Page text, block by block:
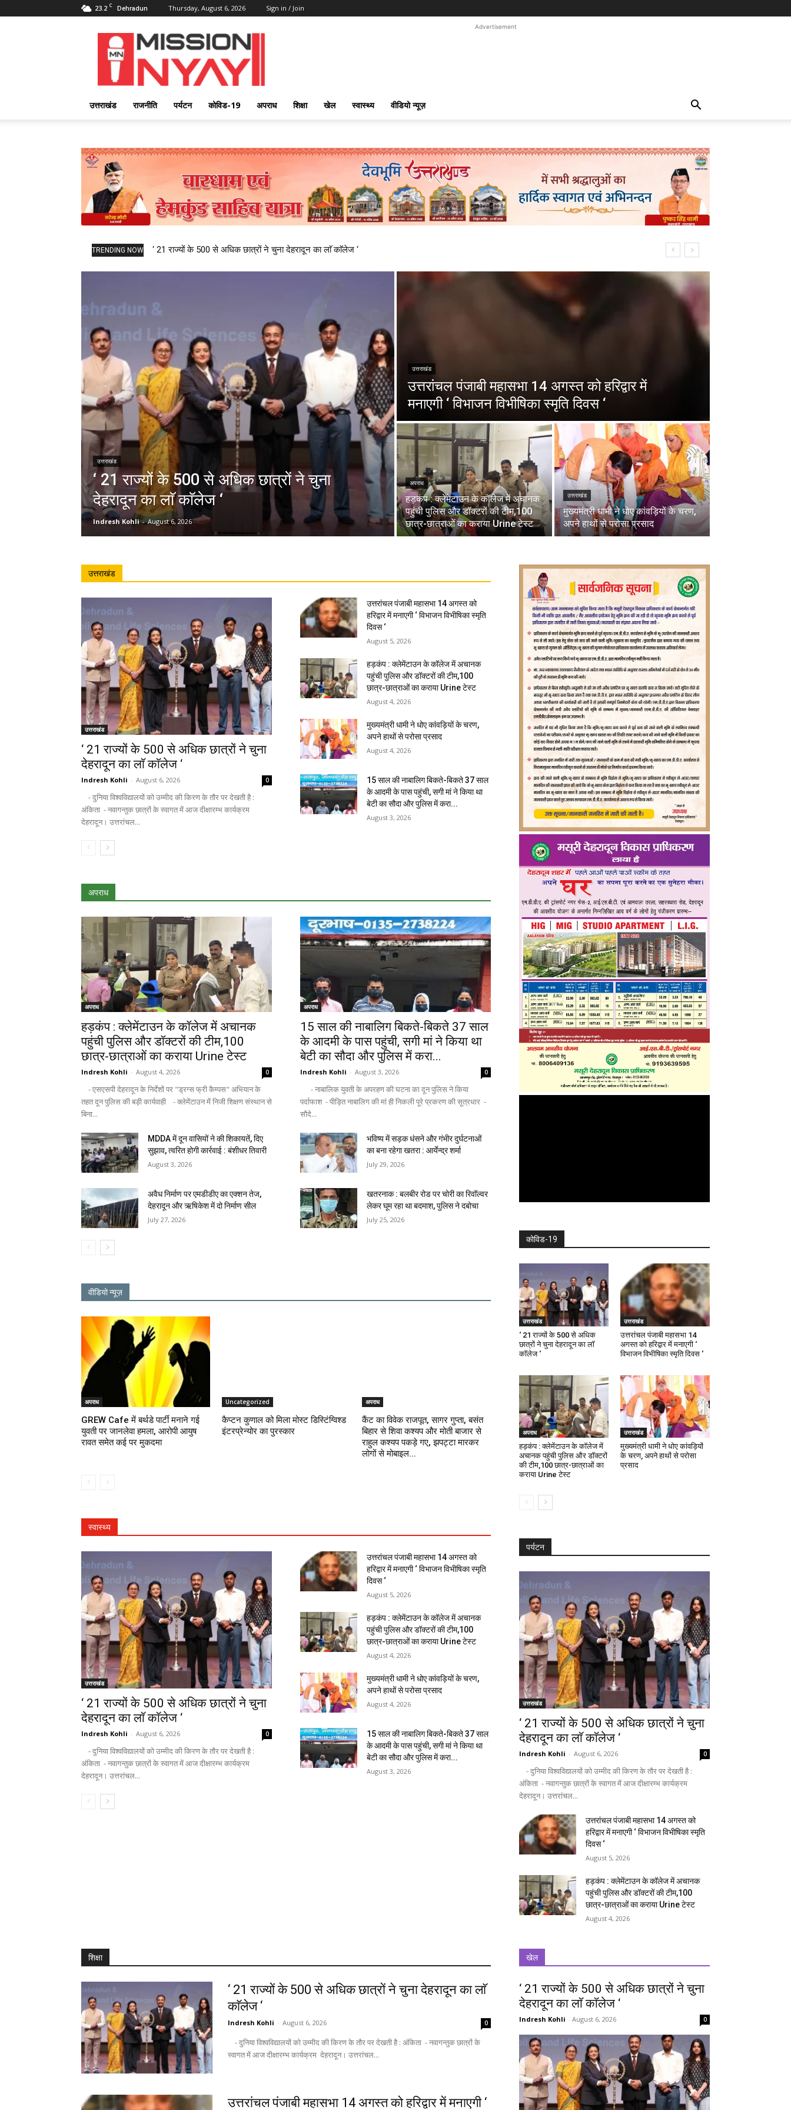
23.2 C Dehradun Thursday, August 6, 2026 Sign in / Join
Mission
Nyay
Advertisement
उत्तराखंड राजनीति पर्यटन कोविड-19 अपराध शिक्षा खेल स्वास्थ्य वीडियो न्यूज़
TRENDING NOW ‘ 21 राज्यों के 500 से अधिक छात्रों ने चुना देहरादून का लाॅ काॅलेज ‘
उत्तराखंड
‘ 21 राज्यों के 500 से अधिक छात्रों ने चुना
देहरादून का लाॅ काॅलेज ‘
Indresh Kohli - August 6, 2026
उत्तराखंड
उत्तरांचल पंजाबी महासभा 14 अगस्त को हरिद्वार में
मनाएगी ‘ विभाजन विभीषिका स्मृति दिवस ‘
अपराध
हड़कंप : क्लेमेंटाउन के कॉलेज में अचानक
पहुंची पुलिस और डॉक्टरों की टीम,100
छात्र-छात्राओं का कराया Urine टेस्ट
उत्तराखंड
मुख्यमंत्री धामी ने धोए कांवड़ियों के चरण,
अपने हाथों से परोसा प्रसाद
उत्तराखंड
उत्तराखंड
‘ 21 राज्यों के 500 से अधिक छात्रों ने चुना
देहरादून का लाॅ काॅलेज ‘
Indresh Kohli - August 6, 2026 0
- दुनिया विश्वविद्यालयों को उम्मीद की किरण के तौर पर देखती है :
अंकिता - नवागन्तुक छात्रों के स्वागत में आज दीक्षारम्भ कार्यक्रम
देहरादून। उत्तरांचल...
उत्तरांचल पंजाबी महासभा 14 अगस्त को
हरिद्वार में मनाएगी ‘ विभाजन विभीषिका स्मृति
दिवस ‘
August 5, 2026
हड़कंप : क्लेमेंटाउन के कॉलेज में अचानक
पहुंची पुलिस और डॉक्टरों की टीम,100
छात्र-छात्राओं का कराया Urine टेस्ट
August 4, 2026
मुख्यमंत्री धामी ने धोए कांवड़ियों के चरण,
अपने हाथों से परोसा प्रसाद
August 4, 2026
15 साल की नाबालिग बिकते-बिकते 37 साल
के आदमी के पास पहुंची, सगी मां ने किया था
बेटी का सौदा और पुलिस में करा...
August 3, 2026
अपराध
अपराध
हड़कंप : क्लेमेंटाउन के कॉलेज में अचानक
पहुंची पुलिस और डॉक्टरों की टीम,100
छात्र-छात्राओं का कराया Urine टेस्ट
Indresh Kohli - August 4, 2026 0
- एसएसपी देहरादून के निर्देशों पर "ड्रग्स फ्री कैम्पस" अभियान के
तहत दून पुलिस की बड़ी कार्यवाही - क्लेमेंटाउन में निजी शिक्षण संस्थान से
बिना...
अपराध
15 साल की नाबालिग बिकते-बिकते 37 साल
के आदमी के पास पहुंची, सगी मां ने किया था
बेटी का सौदा और पुलिस में करा...
Indresh Kohli - August 3, 2026 0
- नाबालिक युवती के अपरहण की घटना का दून पुलिस ने किया
पर्दाफाश - पीड़ित नाबालिग की मां ही निकली पूरे प्रकरण की सूत्रधार -
सौदे...
MDDA में दून वासियों ने की शिकायतें, दिए
सुझाव, त्वरित होगी कार्रवाई : बंशीधर तिवारी
August 3, 2026
भविष्य में सड़क धंसने और गंभीर दुर्घटनाओं
का बना रहेगा खतरा : आर्येन्द्र शर्मा
July 29, 2026
अवैध निर्माण पर एमडीडीए का एक्शन तेज,
देहरादून और ऋषिकेश में दो निर्माण सील
July 27, 2026
खतरनाक : बलबीर रोड पर चोरी का रिवॉल्वर
लेकर घूम रहा था बदमाश, पुलिस ने दबोचा
July 25, 2026
वीडियो न्यूज़
अपराध
GREW Cafe में बर्थडे पार्टी मनाने गई
युवती पर जानलेवा हमला, आरोपी आयुष
रावत समेत कई पर मुकदमा
Uncategorized
कैप्टन कुणाल को मिला मोस्ट डिस्टिंग्विश्ड
इंटरप्रेन्योर का पुरस्कार
अपराध
कैंट का विवेक राजपूत, सागर गुप्ता, बसंत
बिहार से शिवा कश्यप और मोती बाजार से
राहुल कश्यप पकड़े गए, झपट्टा मारकर
लोगों से मोबाइल...
स्वास्थ्य
उत्तराखंड
‘ 21 राज्यों के 500 से अधिक छात्रों ने चुना
देहरादून का लाॅ काॅलेज ‘
Indresh Kohli - August 6, 2026 0
- दुनिया विश्वविद्यालयों को उम्मीद की किरण के तौर पर देखती है :
अंकिता - नवागन्तुक छात्रों के स्वागत में आज दीक्षारम्भ कार्यक्रम
देहरादून। उत्तरांचल...
उत्तरांचल पंजाबी महासभा 14 अगस्त को
हरिद्वार में मनाएगी ‘ विभाजन विभीषिका स्मृति
दिवस ‘
August 5, 2026
हड़कंप : क्लेमेंटाउन के कॉलेज में अचानक
पहुंची पुलिस और डॉक्टरों की टीम,100
छात्र-छात्राओं का कराया Urine टेस्ट
August 4, 2026
मुख्यमंत्री धामी ने धोए कांवड़ियों के चरण,
अपने हाथों से परोसा प्रसाद
August 4, 2026
15 साल की नाबालिग बिकते-बिकते 37 साल
के आदमी के पास पहुंची, सगी मां ने किया था
बेटी का सौदा और पुलिस में करा...
August 3, 2026
कोविड-19
उत्तराखंड
‘ 21 राज्यों के 500 से अधिक
छात्रों ने चुना देहरादून का लाॅ
काॅलेज ‘
उत्तराखंड
उत्तरांचल पंजाबी महासभा 14
अगस्त को हरिद्वार में मनाएगी ‘
विभाजन विभीषिका स्मृति दिवस ‘
अपराध
हड़कंप : क्लेमेंटाउन के कॉलेज में
अचानक पहुंची पुलिस और डॉक्टरों
की टीम,100 छात्र-छात्राओं का
कराया Urine टेस्ट
उत्तराखंड
मुख्यमंत्री धामी ने धोए कांवड़ियों
के चरण, अपने हाथों से परोसा
प्रसाद
पर्यटन
उत्तराखंड
‘ 21 राज्यों के 500 से अधिक छात्रों ने चुना
देहरादून का लाॅ काॅलेज ‘
Indresh Kohli - August 6, 2026 0
- दुनिया विश्वविद्यालयों को उम्मीद की किरण के तौर पर देखती है :
अंकिता - नवागन्तुक छात्रों के स्वागत में आज दीक्षारम्भ कार्यक्रम
देहरादून। उत्तरांचल...
उत्तरांचल पंजाबी महासभा 14 अगस्त को
हरिद्वार में मनाएगी ‘ विभाजन विभीषिका स्मृति
दिवस ‘
August 5, 2026
हड़कंप : क्लेमेंटाउन के कॉलेज में अचानक
पहुंची पुलिस और डॉक्टरों की टीम,100
छात्र-छात्राओं का कराया Urine टेस्ट
August 4, 2026
शिक्षा
‘ 21 राज्यों के 500 से अधिक छात्रों ने चुना देहरादून का लाॅ
काॅलेज ‘
Indresh Kohli - August 6, 2026 0
स्वागत में आज दीक्षारम्भ कार्यक्रम देहरादून। उत्तरांचल...
उत्तरांचल पंजाबी महासभा 14 अगस्त को हरिद्वार में मनाएगी ‘
खेल
‘ 21 राज्यों के 500 से अधिक छात्रों ने चुना
देहरादून का लाॅ काॅलेज ‘
Indresh Kohli - August 6, 2026 0